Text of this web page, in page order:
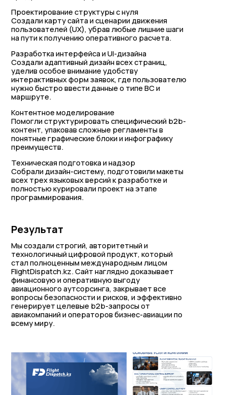
Проектирование структуры с нуля
Создали карту сайта и сценарии движения
пользователей (UX), убрав любые лишние шаги
на пути к получению оперативного расчета.
Разработка интерфейса и UI-дизайна
Создали адаптивный дизайн всех страниц,
уделив особое внимание удобству
интерактивных форм заявок, где пользователю
нужно быстро ввести данные о типе ВС и
маршруте.
Контентное моделирование
Помогли структурировать специфический b2b-
контент, упаковав сложные регламенты в
понятные графические блоки и инфографику
преимуществ.
Техническая подготовка и надзор
Собрали дизайн-систему, подготовили макеты
всех трех языковых версий к разработке и
полностью курировали проект на этапе
программирования.
Результат
Мы создали строгий, авторитетный и
технологичный цифровой продукт, который
стал полноценным международным лицом
FlightDispatch.kz. Сайт наглядно доказывает
финансовую и оперативную выгоду
авиационного аутсорсинга, закрывает все
вопросы безопасности и рисков, и эффективно
генерирует целевые b2b-запросы от
авиакомпаний и операторов бизнес-авиации по
всему миру.